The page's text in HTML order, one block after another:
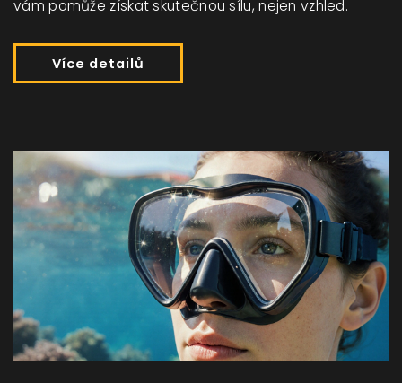
vám pomůže získat skutečnou sílu, nejen vzhled.
Více detailů